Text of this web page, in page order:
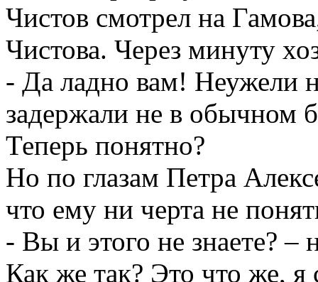
Чистов смотрел на
Чистова. Через минуту
- Да ладно вам! Неужели
задержали не в обычном
Теперь понятно?
Но по глазам Петра
что ему ни черта не
- Вы и этого не знаете? –
Как же так? Это что же,